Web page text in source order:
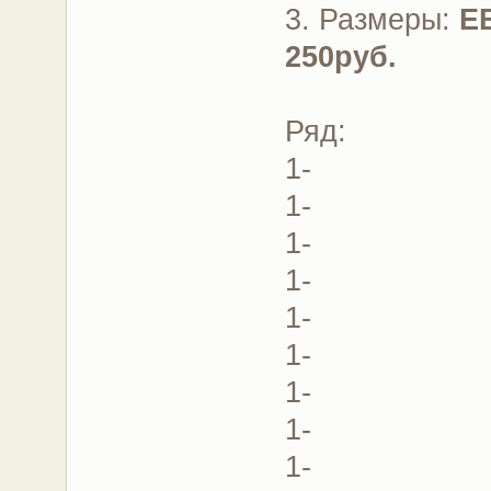
3. Размеры:
250руб.
Ряд:
1-
1-
1-
1-
1-
1-
1-
1-
1-